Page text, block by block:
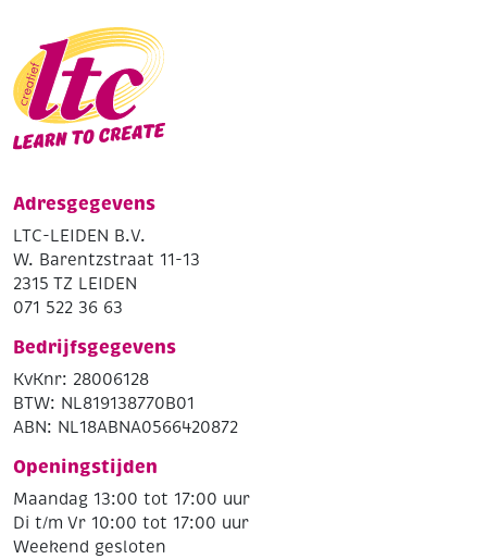
Adresgegevens
LTC-LEIDEN B.V.
W. Barentzstraat 11-13
2315 TZ LEIDEN
071 522 36 63
Bedrijfsgegevens
KvKnr: 28006128
BTW: NL819138770B01
ABN: NL18ABNA0566420872
Openingstijden
Maandag 13:00 tot 17:00 uur
Di t/m Vr 10:00 tot 17:00 uur
Weekend gesloten